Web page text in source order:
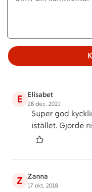
E Elisabet
28 dec. 2021
Super god
istället. Gjorde
Z Zanna
17 okt. 2018